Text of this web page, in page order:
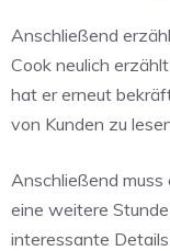
Anschließend
Cook neulich
hat er erneut
von Kunden zu
Anschließend muss
eine weitere
interessante